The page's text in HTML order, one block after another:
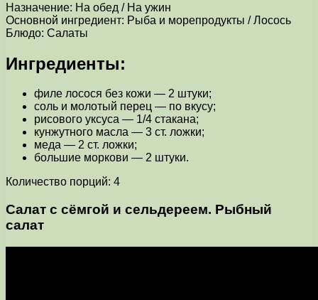
Назначение: На обед / На ужин
Основной ингредиент: Рыба и морепродукты / Лосось
Блюдо: Салаты
Ингредиенты:
филе лосося без кожи — 2 штуки;
соль и молотый перец — по вкусу;
рисового уксуса — 1/4 стакана;
кунжутного масла — 3 ст. ложки;
меда — 2 ст. ложки;
большие моркови — 2 штуки.
Количество порций: 4
Салат с сёмгой и сельдереем. Рыбный
салат